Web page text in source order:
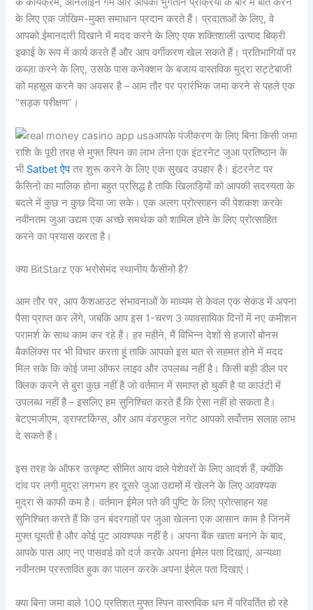
के लिए एक जोखिम-मुक्त समाधान प्रदान करते हैं। प्रदाताओं के लिए, वे
आपको ईमानदारी दिखाने में मदद करने के लिए एक शक्तिशाली उत्पाद बिक्री
इकाई के रूप में कार्य करते हैं और आप वर्गीकरण खेल सकते हैं। प्रतिभागियों पर
कब्ज़ा करने के लिए, उसके पास कनेक्शन के बजाय वास्तविक मुद्रा सट्टेबाजी
को महसूस करने का अवसर है – आम तौर पर प्रारंभिक जमा करने से पहले एक
“सड़क परीक्षण”।
आपके पंजीकरण के लिए बिना किसी जमा
राशि के पूरी तरह से मुफ्त स्पिन का लाभ लेना एक इंटरनेट जुआ प्रतिष्ठान के
भी Satbet ऐपतर शुरू करने के लिए एक सुखद उपहार है। इंटरनेट पर
कैसिनो का मालिक होना बहुत प्रसिद्ध है ताकि खिलाड़ियों को आपकी सदस्यता के
बदले में कुछ न कुछ दिया जा सके। एक अलग प्रोत्साहन की पेशकश करके
नवीनतम जुआ उद्यम एक अच्छे समर्थक को शामिल होने के लिए प्रोत्साहित
करने का प्रयास करता है।
क्या BitStarz एक भरोसेमंद स्थानीय कैसीनो है?
आम तौर पर, आप कैशआउट संभावनाओं के माध्यम से केवल एक सेकंड में अपना
पैसा प्राप्त कर लेंगे, जबकि आप इस 1-चरण 3 व्यावसायिक दिनों में नए कमीशन
परामर्श के साथ काम कर रहे हैं। हर महीने, मैं विभिन्न देशों से हजारों बोनस
बैकलिंक्स पर भी विचार करता हूं ताकि आपको इस बात से सहमत होने में मदद
मिल सके कि कोई जमा ऑफर लाइव और उपलब्ध नहीं है। किसी बड़ी डील पर
क्लिक करने से बुरा कुछ नहीं है जो वर्तमान में समाप्त हो चुकी है या काउंटी में
उपलब्ध नहीं है – इसलिए हम सुनिश्चित करते हैं कि ऐसा नहीं हो सकता है।
बेटएमजीएम, ड्राफ्टकिंग्स, और आप वंडरफुल नगेट आपको सर्वोत्तम सलाह लाभ
दे सकते हैं।
इस तरह के ऑफर उत्कृष्ट सीमित आय वाले पेशेवरों के लिए आदर्श हैं, क्योंकि
दांव पर लगी मुद्रा लगभग हर दूसरे जुआ उद्यमों में खेलने के लिए आवश्यक
मुद्रा से काफी कम है। वर्तमान ईमेल पते की पुष्टि के लिए प्रोत्साहन यह
सुनिश्चित करते हैं कि उन बंदरगाहों पर जुआ खेलना एक आसान काम है जिनमें
मुफ्त घूमती है और कोई पुट आवश्यक नहीं है। अपना बैंक खाता बनाने के बाद,
आपके पास आए नए पासवर्ड को दर्ज करके अपना ईमेल पता दिखाएं, अन्यथा
नवीनतम प्रस्तावित हुक का पालन करके अपना ईमेल पता दिखाएं।
क्या बिना जमा वाले 100 प्रतिशत मुफ्त स्पिन वास्तविक धन में परिवर्तित हो रहे